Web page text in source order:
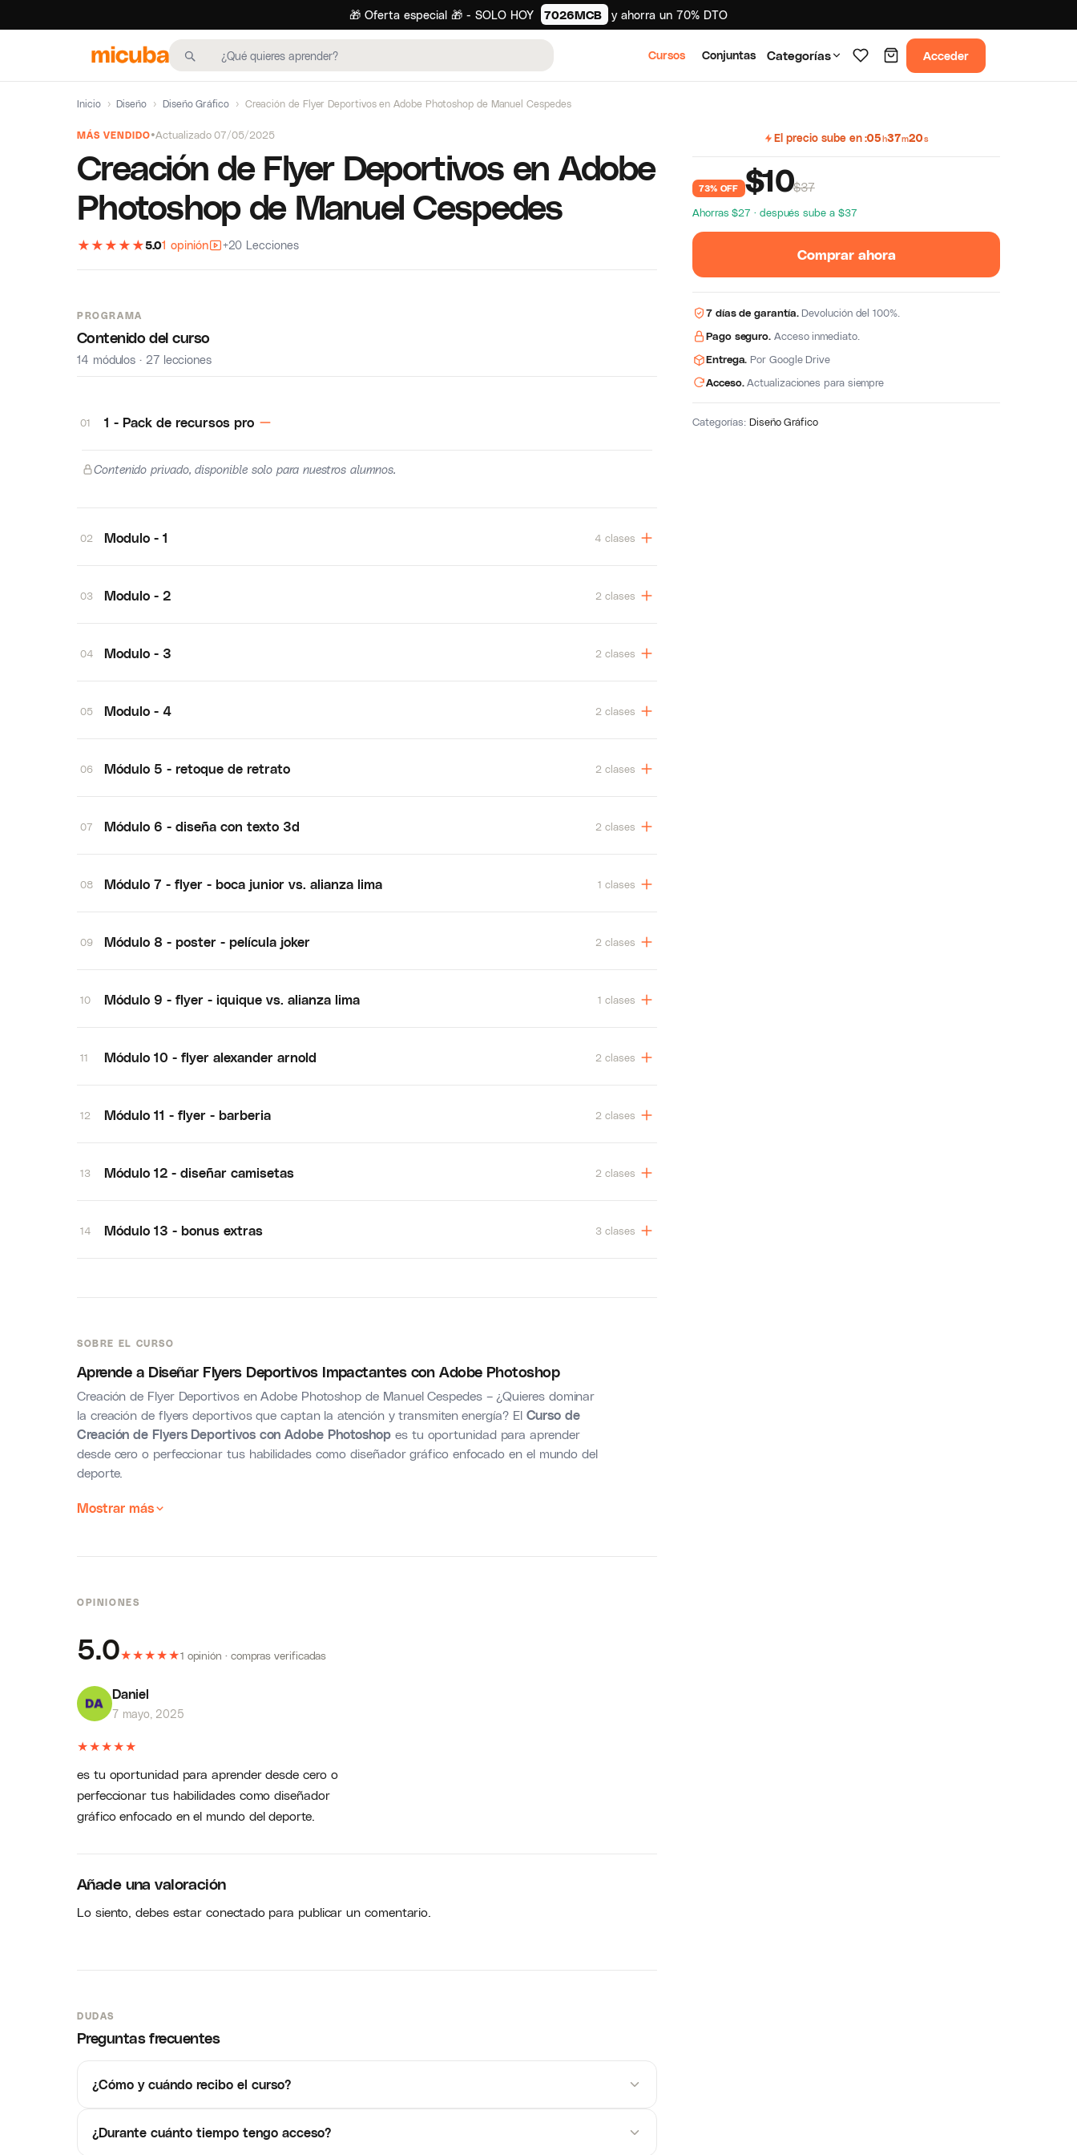
🎁 Oferta especial 🎁 - SOLO HOY 7026MCB y ahorra un 70% DTO
Cursos Conjuntas Categorías Acceder
Inicio › Diseño › Diseño Gráfico › Creación de Flyer Deportivos en Adobe Photoshop de Manuel Cespedes
MÁS VENDIDO Actualizado 07/05/2025
Creación de Flyer Deportivos en Adobe
Photoshop de Manuel Cespedes
★ ★ ★ ★ ★5.01 opinión +20 Lecciones
SOBRE EL CURSO
Aprende a Diseñar Flyers Deportivos Impactantes con Adobe Photoshop
Creación de Flyer Deportivos en Adobe Photoshop de Manuel Cespedes – ¿Quieres dominar
la creación de flyers deportivos que captan la atención y transmiten energía? El Curso de
Creación de Flyers Deportivos con Adobe Photoshop es tu oportunidad para aprender
desde cero o perfeccionar tus habilidades como diseñador gráfico enfocado en el mundo del
deporte.
Mostrar más
PROGRAMA
Contenido del curso
14 módulos · 27 lecciones
01 1 - Pack de recursos pro
Contenido privado, disponible solo para nuestros alumnos.
02 Modulo - 1 4 clases
03 Modulo - 2 2 clases
04 Modulo - 3 2 clases
05 Modulo - 4 2 clases
06 Módulo 5 - retoque de retrato 2 clases
07 Módulo 6 - diseña con texto 3d 2 clases
08 Módulo 7 - flyer - boca junior vs. alianza lima 1 clases
09 Módulo 8 - poster - película joker 2 clases
10 Módulo 9 - flyer - iquique vs. alianza lima 1 clases
11 Módulo 10 - flyer alexander arnold 2 clases
12 Módulo 11 - flyer - barberia 2 clases
13 Módulo 12 - diseñar camisetas 2 clases
14 Módulo 13 - bonus extras 3 clases
OPINIONES
5.0★★★★★1 opinión · compras verificadas
Daniel
7 mayo, 2025
★★★★★
es tu oportunidad para aprender desde cero o
perfeccionar tus habilidades como diseñador
gráfico enfocado en el mundo del deporte.
Añade una valoración
Lo siento, debes estarconectadopara publicar un comentario.
DUDAS
Preguntas frecuentes
¿Cómo y cuándo recibo el curso?
¿Durante cuánto tiempo tengo acceso?
El precio sube en 05h37m19s
73% OFF $10$37
Ahorras $27 · después sube a $37
Comprar ahora
7 días de garantía.Devolución del 100%.
Pago seguro. Acceso inmediato.
Entrega. Por Google Drive
Acceso.Actualizaciones para siempre
Categorías:Diseño Gráfico